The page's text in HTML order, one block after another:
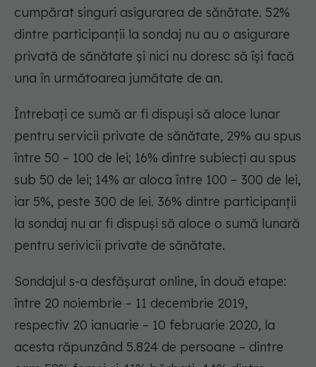
cumpărat singuri asigurarea de sănătate. 52%
dintre participanții la sondaj nu au o asigurare
privată de sănătate și nici nu doresc să își facă
una în următoarea jumătate de an.
Întrebați ce sumă ar fi dispuși să aloce lunar
pentru servicii private de sănătate, 29% au spus
între 50 – 100 de lei; 16% dintre subiecți au spus
sub 50 de lei; 14% ar aloca între 100 – 300 de lei,
iar 5%, peste 300 de lei. 36% dintre participanții
la sondaj nu ar fi dispuși să aloce o sumă lunară
pentru serivicii private de sănătate.
Sondajul s-a desfășurat online, în două etape:
între 20 noiembrie – 11 decembrie 2019,
respectiv 20 ianuarie – 10 februarie 2020, la
acesta răpunzând 5.824 de persoane – dintre